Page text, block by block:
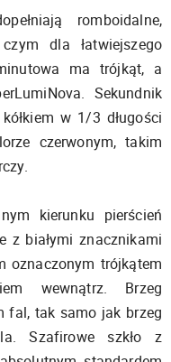
romboidalne,
dla łatwiejszego
ma trójkąt, a
Sekundnik
w 1/3 długości
czerwonym, takim
kierunku pierścień
z białymi znacznikami
oznaczonym trójkątem
wewnątrz. Brzeg
fal, tak samo jak brzeg
Szafirowe szkło z